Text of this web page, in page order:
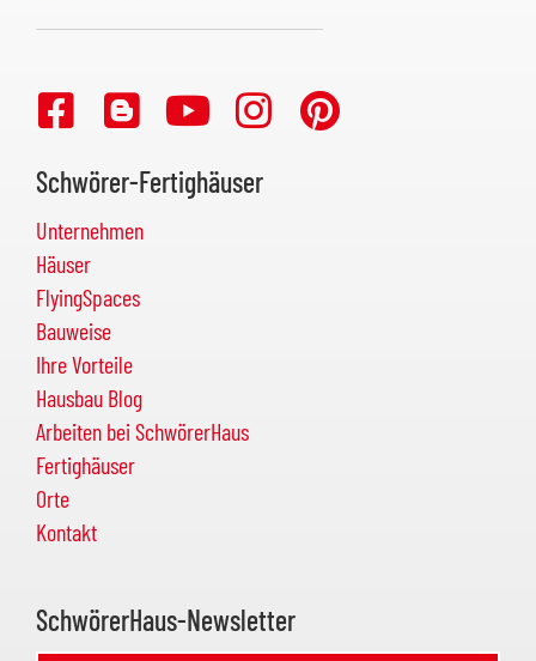
Schwörer-Fertighäuser
Unternehmen
Häuser
FlyingSpaces
Bauweise
Ihre Vorteile
Hausbau Blog
Arbeiten bei SchwörerHaus
Fertighäuser
Orte
Kontakt
SchwörerHaus-Newsletter